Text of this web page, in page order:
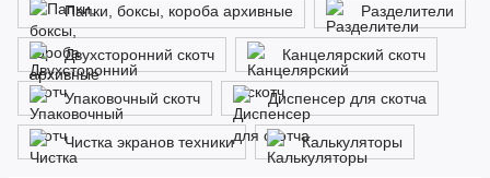
Папки, боксы, короба архивные Разделители
Двухсторонний скотч Канцелярский скотч
Упаковочный скотч Диспенсер для скотча
Чистка экранов техники Калькуляторы